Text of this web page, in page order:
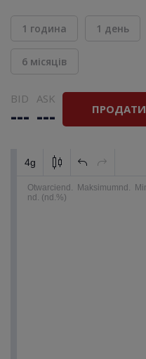
1 година 1 день
6 місяців
BID
---
ASK
--- ПРОДАТИ